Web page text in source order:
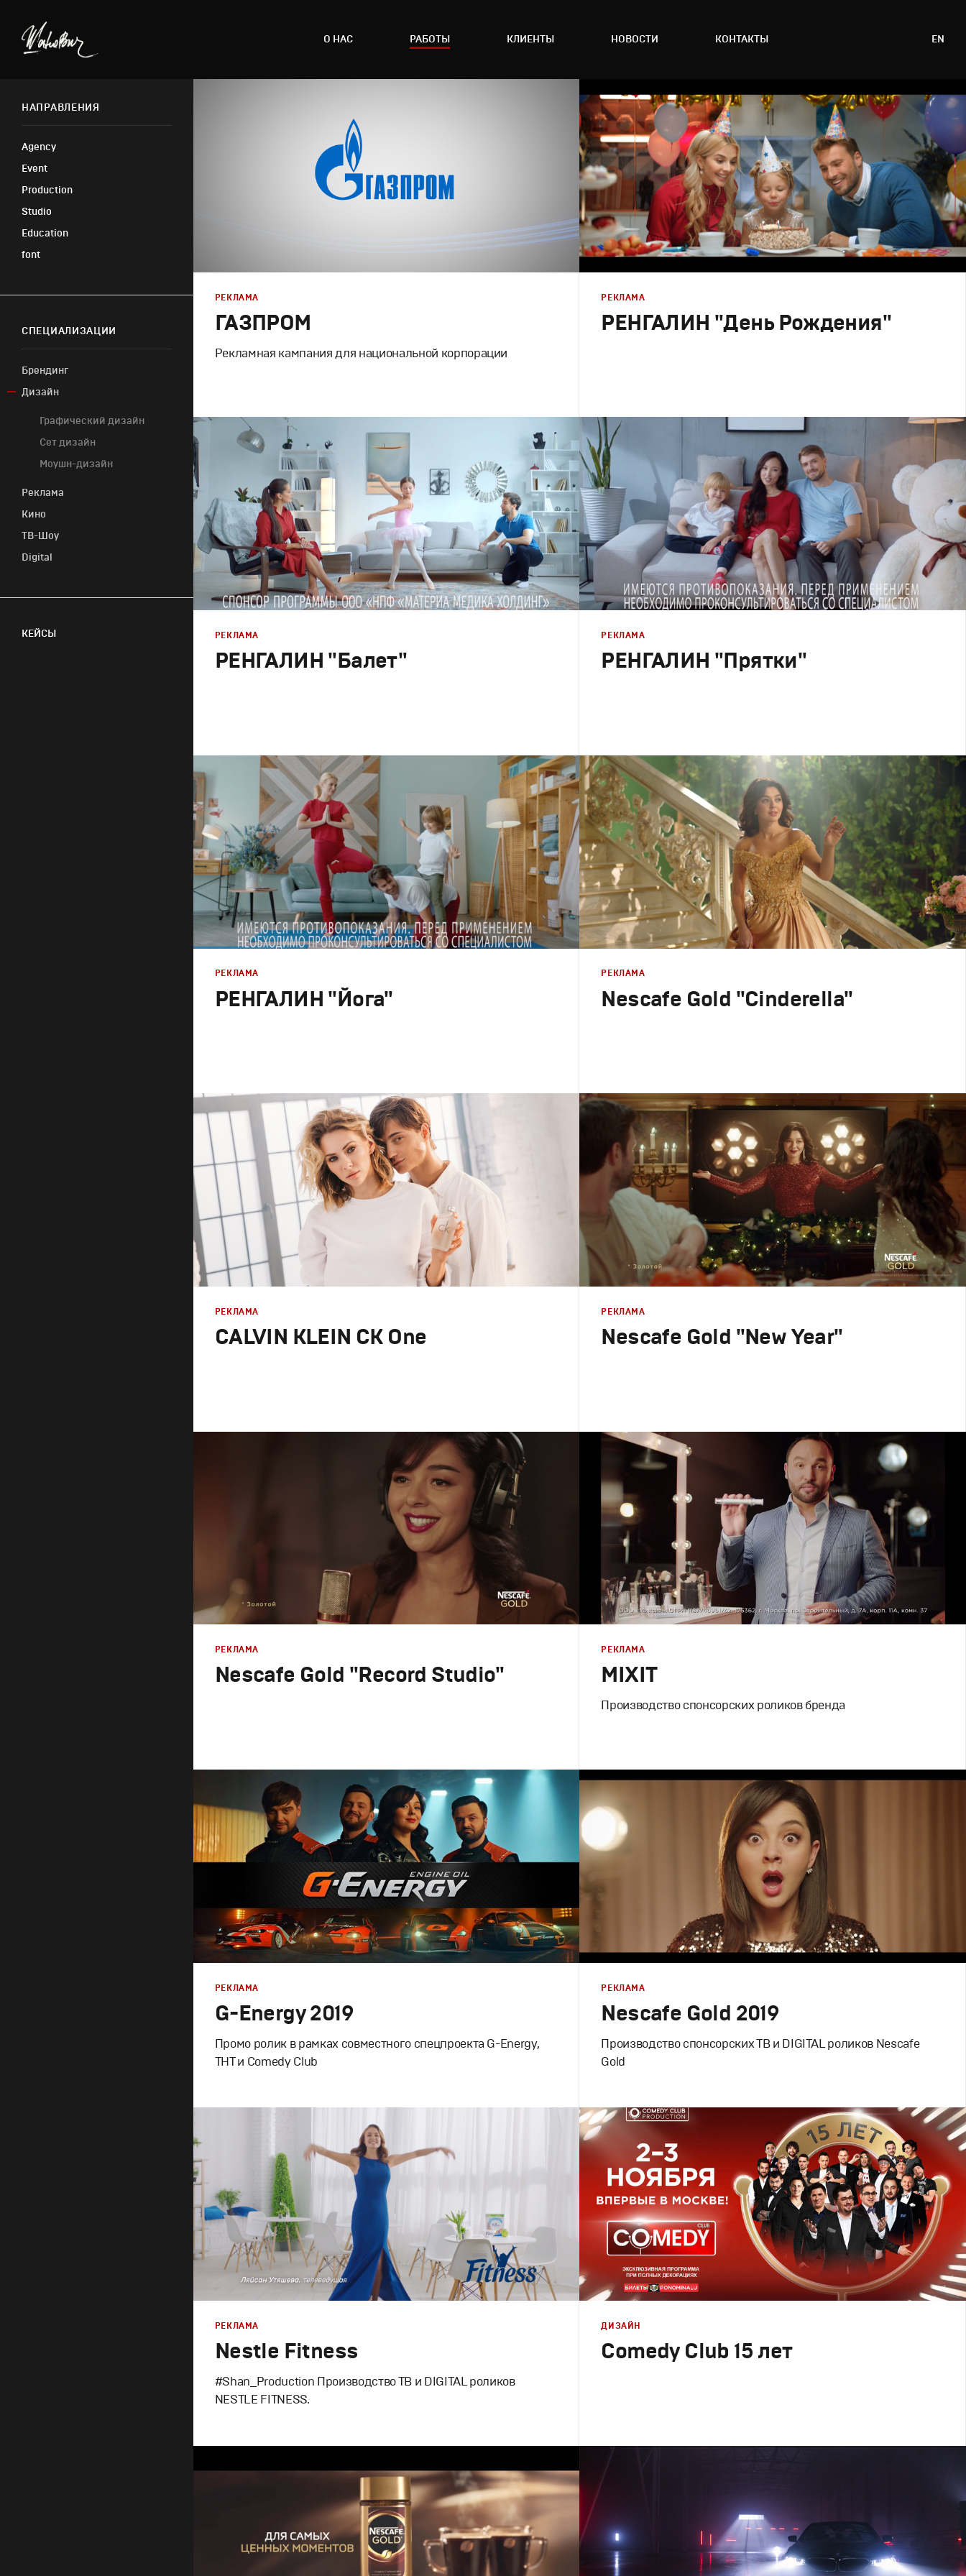
О НАС РАБОТЫ КЛИЕНТЫ НОВОСТИ КОНТАКТЫ EN
НАПРАВЛЕНИЯ
Agency
Event
Production
Studio
Education
font
СПЕЦИАЛИЗАЦИИ
Брендинг
Потребительский
брендинг
Корпоративный брендинг
Спортивный брендинг
Брендинг телеканалов
Дизайн
Графический дизайн
Сет дизайн
Моушн-дизайн
Реклама
Креатив
Продакшн
Кино
Cпортивное
Документальное
ТВ-Шоу
Полный цикл
Digital
КЕЙСЫ
ГАЗПРОМ
Рекламная кампания для национальной корпорации
Дизайн Реклама
Графический дизайн ,Моушн-дизайн, Продакшн
РЕКЛАМА
РЕНГАЛИН "День Рождения"
Реклама
Креатив Продакшн
РЕКЛАМА
РЕНГАЛИН "Балет"
Креатив Продакшн
РЕКЛАМА
РЕНГАЛИН "Прятки"
Реклама
Креатив,Продакшн
РЕКЛАМА
РЕНГАЛИН "Йога"
Реклама
Креатив Продакшн
РЕКЛАМА
Nescafe Gold "Cinderella"
Реклама
, Продакшн
РЕКЛАМА
CALVIN KLEIN CK One
РЕКЛАМА
Nescafe Gold "New Year"
Реклама
Креатив
РЕКЛАМА
Nescafe Gold "Record Studio"
Креатив,Продакшн
РЕКЛАМА
MIXIT
Производство спонсорских роликов бренда
Реклама
Креатив
РЕКЛАМА
G-Energy 2019
Промо ролик в рамках совместного спецпроекта G-Energy,
ТНТ и Comedy Club
Креатив Продакшн
РЕКЛАМА
Nescafe Gold 2019
Производство спонсорских ТВ и DIGITAL роликов Nescafe
Gold
Реклама
Продакшн
РЕКЛАМА
Nestle Fitness
#Shan_Production Производство ТВ и DIGITAL роликов
NESTLE FITNESS.
РЕКЛАМА
Comedy Club 15 лет
Дизайн
Графический дизайн
ДИЗАЙН